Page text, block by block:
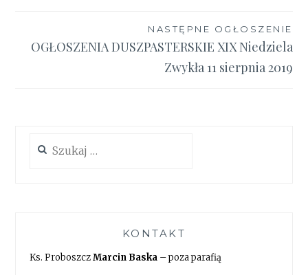
NASTĘPNE OGŁOSZENIE
OGŁOSZENIA DUSZPASTERSKIE XIX Niedziela
Zwykła 11 sierpnia 2019
KONTAKT
Ks. ProboszczMarcin Baska – poza parafią